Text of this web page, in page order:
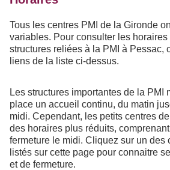
Tous les centres PMI de la Gironde
variables. Pour consulter les
structures reliées à la PMI à Pessac,
liens de la liste ci-dessus.
Les structures importantes de la PMI
place un accueil continu, du matin
midi. Cependant, les petits centres
des horaires plus réduits,
fermeture le midi. Cliquez sur un des
listés sur cette page pour connaitre
et de fermeture.